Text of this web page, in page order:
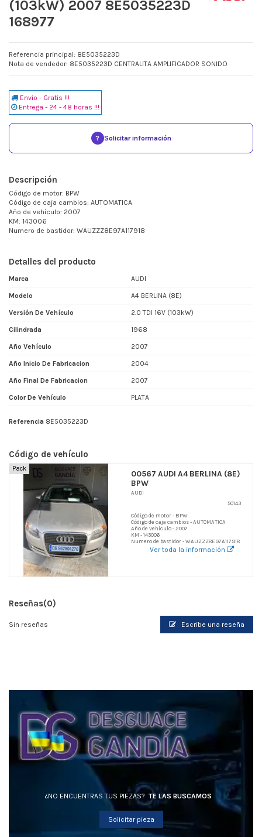
(103kW) 2007 8E5035223D
168977
Referencia principal: 8E5035223D
Nota de vendedor: 8E5035223D CENTRALITA AMPLIFICADOR SONIDO
Envio - Gratis !!!
Entrega - 24 - 48 horas !!!
? Solicitar información
Descripción
Código de motor: BPW
Código de caja cambios: AUTOMATICA
Año de vehículo: 2007
KM: 143006
Numero de bastidor: WAUZZZ8E97A117918
Detalles del producto
Marca AUDI
Modelo A4 BERLINA (8E)
Versión De Vehículo 2.0 TDI 16V (103kW)
Cilindrada 1968
Año Vehículo 2007
Año Inicio De Fabricacion 2004
Año Final De Fabricacion 2007
Color De Vehículo PLATA
Referencia 8E5035223D
Código de vehículo
Pack
00567 AUDI A4 BERLINA (8E)
BPW
AUDI
50143
Código de motor - BPW
Código de caja cambios - AUTOMATICA
Año de vehículo - 2007
KM - 143006
Numero de bastidor - WAUZZZ8E97A117918
Ver toda la información
Reseñas(0)
Sin reseñas Escribe una reseña
¿NO ENCUENTRAS TUS PIEZAS? TE LAS BUSCAMOS
Solicitar pieza